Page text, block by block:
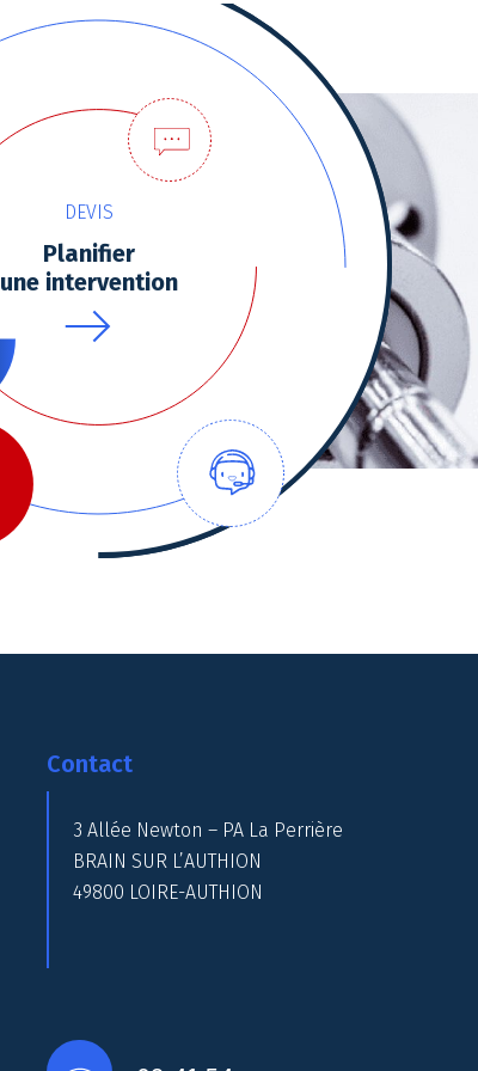
DEVIS
Planifier
une intervention
Contact
3 Allée Newton – PA La Perrière
BRAIN SUR L’AUTHION
49800 LOIRE-AUTHION